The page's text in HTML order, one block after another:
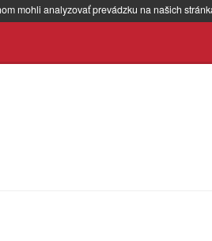
mohli analyzovať prevádzku na našich